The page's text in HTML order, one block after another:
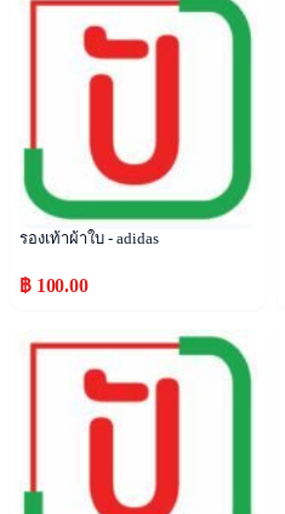
Popular
รองเท้าผ้าใบ - adidas
฿ 100.00
Popular